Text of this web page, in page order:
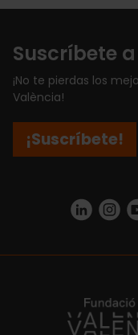
Suscríbete
¡No te pierdas los
València!
¡Suscríbete!
https://www.linkedin.com/
https://